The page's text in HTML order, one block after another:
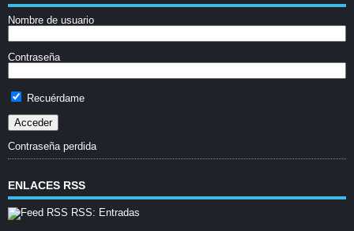
Nombre de usuario
Contraseña
Recuérdame
Contraseña perdida
ENLACES RSS
RSS: Entradas